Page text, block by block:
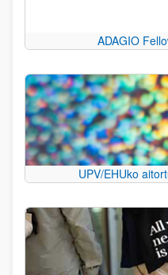
ADAGIO
UPV/EHUko